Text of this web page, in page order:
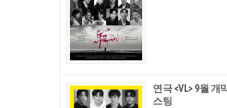
연극 <VL> 9월 개
스팅